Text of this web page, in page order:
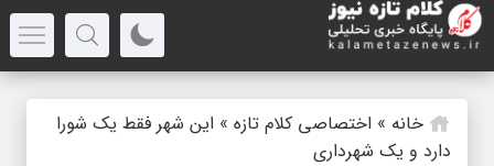
خانه » اختصاصی کلام تازه » این شهر فقط یک شورا
دارد و یک شهرداری